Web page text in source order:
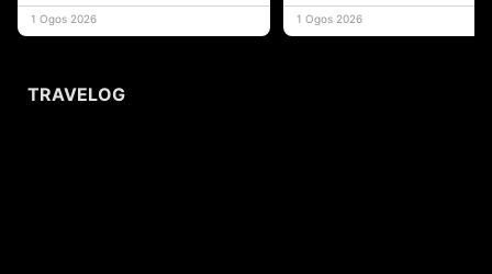
yang memberi ma
1 Ogos 2026
1 Ogos 2026
TRAVELOG